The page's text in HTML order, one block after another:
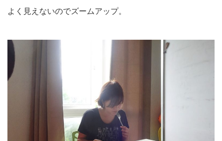
よく見えないのでズームアップ。